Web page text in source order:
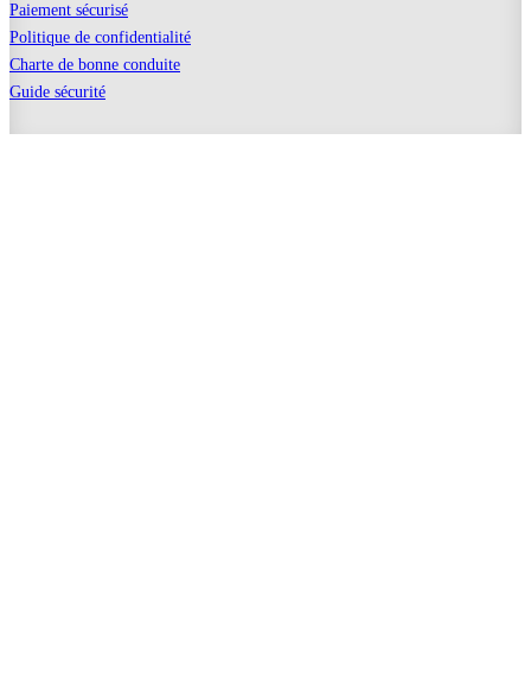
Paiement sécurisé
Politique de confidentialité
Charte de bonne conduite
Guide sécurité